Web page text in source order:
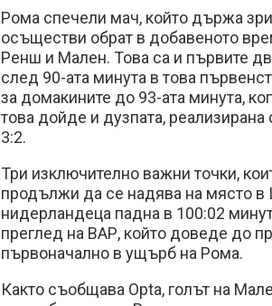
Рома спечели мач, който държа
осъществи обрат в добавеното
Ренш и Мален. Това са и първите
след 90-ата минута в това
за домакините до 93-ата минута,
това дойде и дузпата,
3:2.
Три изключително важни точки,
продължи да се надява на място в
нидерландеца падна в 100:02
преглед на ВАР, който доведе до
първоначално в ущърб на Рома.
Както съобщава Opta, голът на